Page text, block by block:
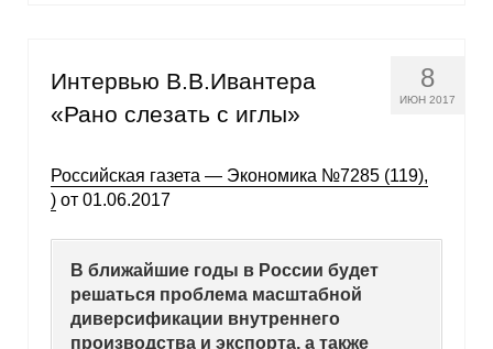
8
ИЮН 2017
Интервью В.В.Ивантера
«Рано слезать с иглы»
Российская газета — Экономика №7285 (119),
) от 01.06.2017
В ближайшие годы в России будет
решаться проблема масштабной
диверсификации внутреннего
производства и экспорта, а также